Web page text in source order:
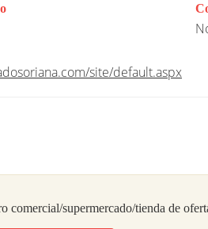
site/default.aspx
comercial/supermercado/tienda de